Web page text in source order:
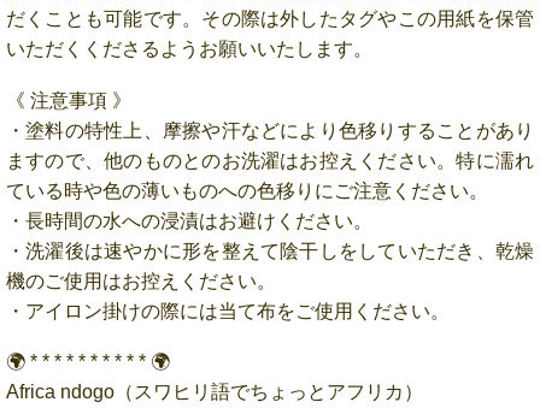
だくことも可能です。その際は外したタグやこの用紙を保管
いただくくださるようお願いいたします。
《 注意事項 》
・塗料の特性上、摩擦や汗などにより色移りすることがあり
ますので、他のものとのお洗濯はお控えください。特に濡れ
ている時や色の薄いものへの色移りにご注意ください。
・長時間の水への浸漬はお避けください。
・洗濯後は速やかに形を整えて陰干しをしていただき、乾燥
機のご使用はお控えください。
・アイロン掛けの際には当て布をご使用ください。
🌍 * * * * * * * * * * 🌍
Africa ndogo（スワヒリ語でちょっとアフリカ）